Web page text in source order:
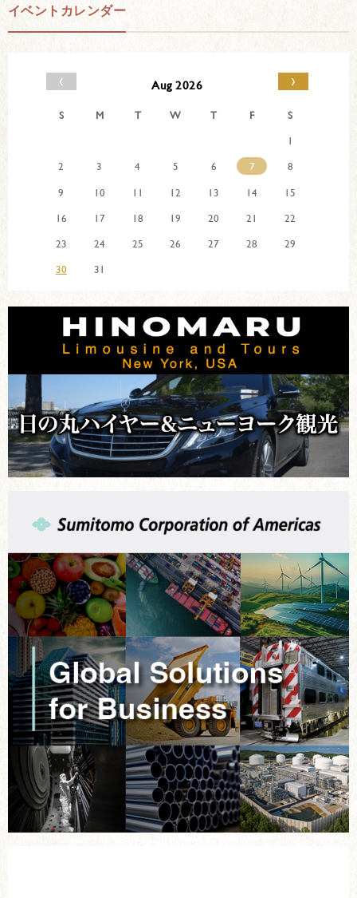
イベントカレンダー
‹ Aug 2026 ›
S M T W T F
S
1
2
3 4 5 6 7
8
9
10 11 12 13 14
15
16
17 18 19 20 21
22
23
24 25 26 27 28
29
30
31